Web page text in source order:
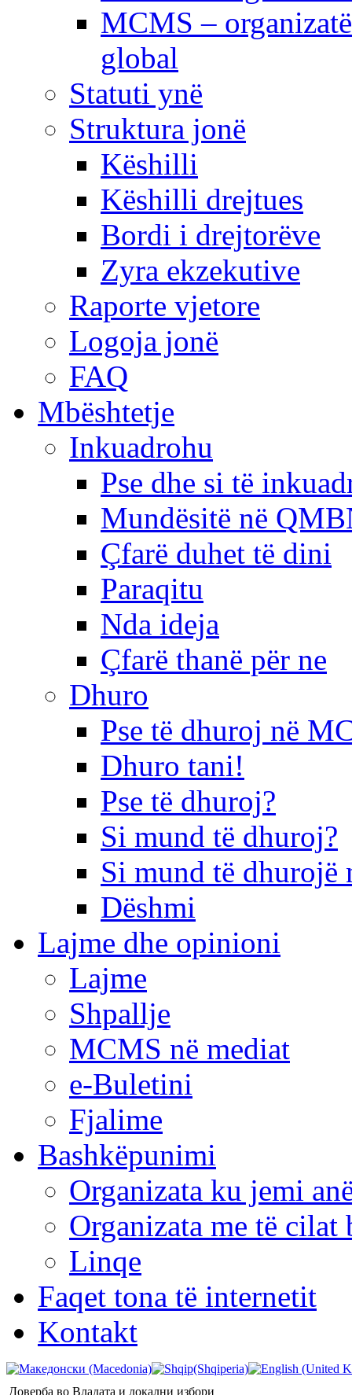
MCMS –
global
Statuti ynë
Struktura jonë
Këshilli
Këshilli drejtues
Bordi i drejtorëve
Zyra ekzekutive
Raporte vjetore
Logoja jonë
FAQ
Mbështetje
Inkuadrohu
Pse dhe si të
Mundësitë në
Çfarë duhet të dini
Paraqitu
Nda ideja
Çfarë thanë për ne
Dhuro
Pse të dhuroj në
Dhuro tani!
Pse të dhuroj?
Si mund të dhuroj?
Si mund të dhurojë
Dëshmi
Lajme dhe opinioni
Lajme
Shpallje
MCMS në mediat
e-Buletini
Fjalime
Bashkëpunimi
Organizata ku jemi
Organizata me të cilat
Linqe
Faqet tona të internetit
Kontakt
Доверба во Владата и локални избори